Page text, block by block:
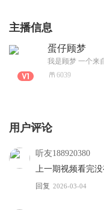
主播信息
蛋仔顾梦
6039
用户评论
听友188920380
上一期视频看完
回复 2026-03-04